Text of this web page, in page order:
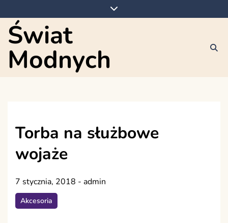
to
content
Świat
Modnych
Torba na służbowe
wojaże
7 stycznia, 2018 - admin
Akcesoria